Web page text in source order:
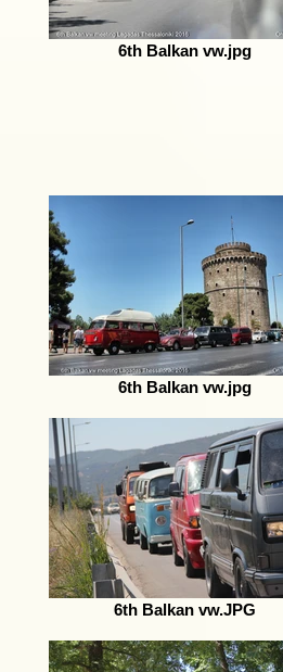
6th Balkan vw.jpg
6th Balkan vw.jpg
6th Balkan vw.JPG